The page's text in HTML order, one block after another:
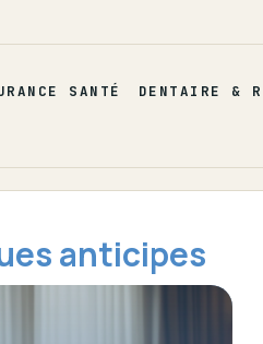
SANTÉ DENTAIRE &
anticipes